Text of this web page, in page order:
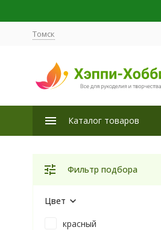
Томск
Каталог товаров
Фильтр подбора
Цвет
красный